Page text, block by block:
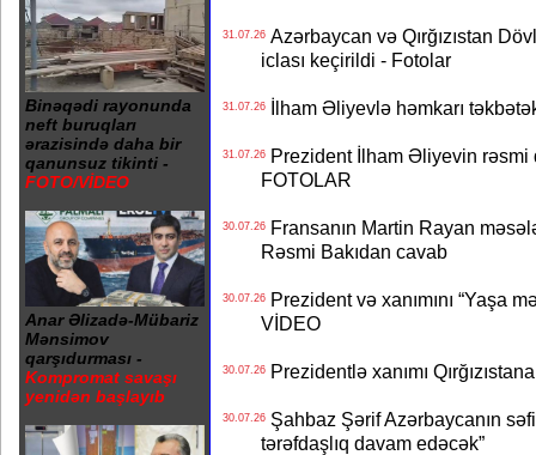
Binəqədi rayonunda
neft buruqları
ərazisində daha bir
qanunsuz tikinti -
FOTO/VİDEO
Anar Əlizadə-Mübariz
Mənsimov
qarşıdurması -
Kompromat savaşı
yenidən başlayıb
31.07.26Azərbaycan və Qırğızıstan
iclası keçirildi - Fotolar
31.07.26İlham Əliyevlə həmkarı
31.07.26Prezident İlham Əliyevin rəsmi
FOTOLAR
30.07.26Fransanın Martin Rayan
Rəsmi Bakıdan cavab
30.07.26Prezident və xanımını “Yaşa
VİDEO
30.07.26Prezidentlə xanımı
30.07.26Şahbaz Şərif Azərbaycanın
tərəfdaşlıq davam edəcək”